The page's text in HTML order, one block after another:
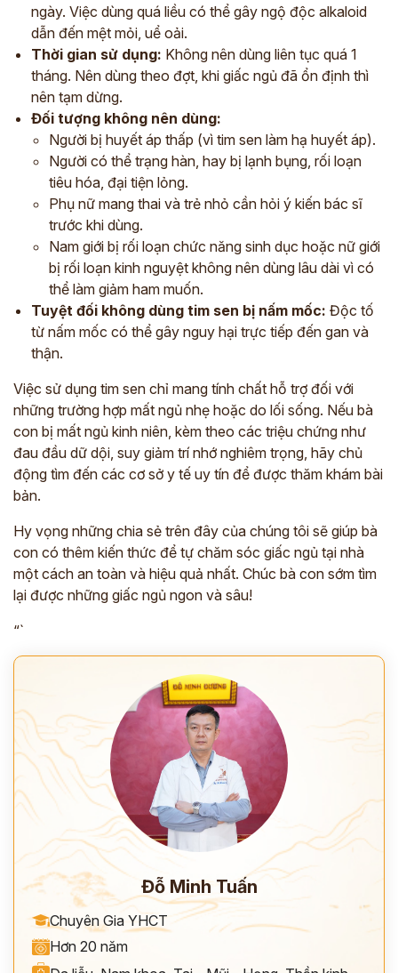
ngày. Việc dùng quá liều có thể gây ngộ độc alkaloid
dẫn đến mệt mỏi, uể oải.
Thời gian sử dụng: Không nên dùng liên tục quá 1
tháng. Nên dùng theo đợt, khi giấc ngủ đã ổn định thì
nên tạm dừng.
Đối tượng không nên dùng:
Người bị huyết áp thấp (vì tim sen làm hạ huyết áp).
Người có thể trạng hàn, hay bị lạnh bụng, rối loạn
tiêu hóa, đại tiện lỏng.
Phụ nữ mang thai và trẻ nhỏ cần hỏi ý kiến bác sĩ
trước khi dùng.
Nam giới bị rối loạn chức năng sinh dục hoặc nữ giới
bị rối loạn kinh nguyệt không nên dùng lâu dài vì có
thể làm giảm ham muốn.
Tuyệt đối không dùng tim sen bị nấm mốc: Độc tố
từ nấm mốc có thể gây nguy hại trực tiếp đến gan và
thận.
Việc sử dụng tim sen chỉ mang tính chất hỗ trợ đối với
những trường hợp mất ngủ nhẹ hoặc do lối sống. Nếu bà
con bị mất ngủ kinh niên, kèm theo các triệu chứng như
đau đầu dữ dội, suy giảm trí nhớ nghiêm trọng, hãy chủ
động tìm đến các cơ sở y tế uy tín để được thăm khám bài
bản.
Hy vọng những chia sẻ trên đây của chúng tôi sẽ giúp bà
con có thêm kiến thức để tự chăm sóc giấc ngủ tại nhà
một cách an toàn và hiệu quả nhất. Chúc bà con sớm tìm
lại được những giấc ngủ ngon và sâu!
“`
Đỗ Minh Tuấn
Chuyên Gia YHCT
Hơn 20 năm
ĐĂNG KÝ TƯ VẤN
THĂM KHÁM
CÙNG CHUYÊN GIA Y HỌC CỔ TRUYỀN
*